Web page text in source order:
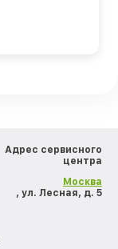
Адрес сервисного
центра
Москва
, ул. Лесная, д. 5